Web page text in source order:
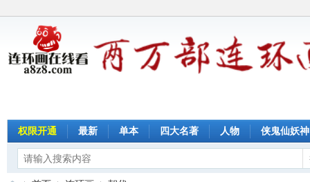
权限开通 最新 单本 四大名著 人物 侠鬼仙妖神